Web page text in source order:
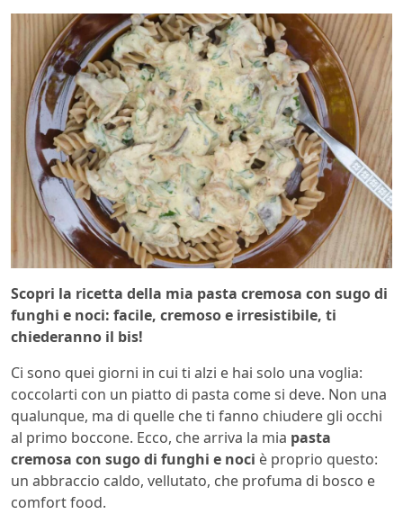
Scopri la ricetta della mia pasta cremosa con sugo di
funghi e noci: facile, cremoso e irresistibile, ti
chiederanno il bis!
Ci sono quei giorni in cui ti alzi e hai solo una voglia:
coccolarti con un piatto di pasta come si deve. Non una
qualunque, ma di quelle che ti fanno chiudere gli occhi
al primo boccone. Ecco, che arriva la mia pasta
cremosa con sugo di funghi e noci è proprio questo:
un abbraccio caldo, vellutato, che profuma di bosco e
comfort food.